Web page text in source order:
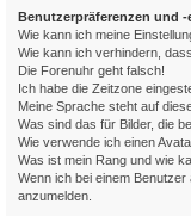
Benutzerpräferenzen und
Wie kann ich meine
Wie kann ich verhindern,
Die Forenuhr geht falsch!
Ich habe die Zeitzone
Meine Sprache steht auf
Was sind das für Bilder, die
Wie verwende ich einen
Was ist mein Rang und wie
Wenn ich bei einem
anzumelden.